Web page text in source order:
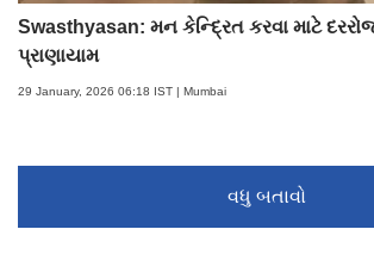
Swasthyasan: મન કેન્દ્રિત કરવા માટે
પ્રાણાયામ
29 January, 2026 06:18 IST | Mumbai
વધુ બતાવો